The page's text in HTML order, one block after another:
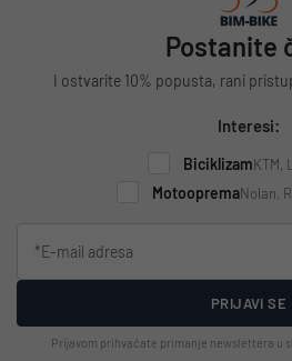
Postanite
I ostvarite 10% popusta, rani
Interesi:
BiciklizamKTM,
MotoopremaNolan,
PRIJAVI SE
Prijavom prihvaćate primanje newslettera u